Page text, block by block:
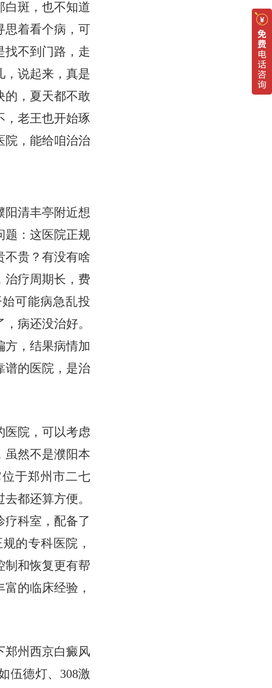
白斑，也不知道
思着看个病，可
找不到门路，走
，说起来，真是
的，夏天都不敢
，老王也开始琢
院，能给咱治治
阳清丰亭附近想
题：这医院正规
不贵？有没有啥
治疗周期长，费
可能病急乱投
病还没治好。
方，结果病情加
谱的医院，是治
医院，可以考虑
虽然不是濮阳本
于郑州市二七
都还算方便。
疗科室，配备了
的专科医院，
制和恢复更有帮
的临床经验，
郑州西京白癜风
伍德灯、308激